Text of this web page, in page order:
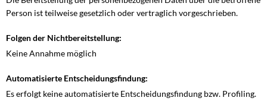
Person ist teilweise gesetzlich oder vertraglich vorgeschrieben.
Folgen der Nichtbereitstellung:
Keine Annahme möglich
Automatisierte Entscheidungsfindung:
Es erfolgt keine automatisierte Entscheidungsfindung bzw. Profiling.